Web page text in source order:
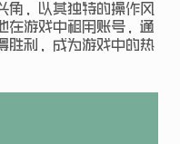
角，以其独特的操作风
在游戏中租用账号，通
胜利，成为游戏中的热